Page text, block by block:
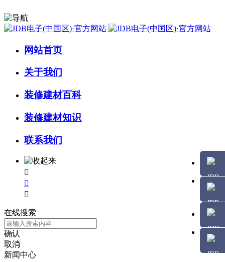
网站首页
关于我们
装修建材百科
装修建材知识
联系我们



在线搜索
确认
取消
新闻中心